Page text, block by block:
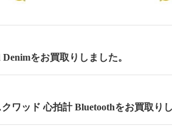
をお買取りしました。
ワッド 心拍計 Bluetoothをお買取りし